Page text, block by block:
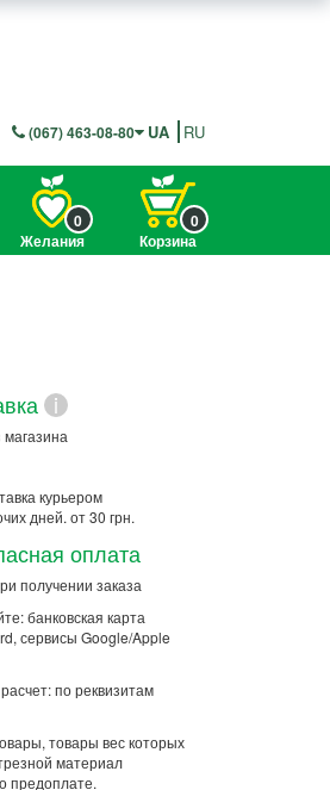
(067) 463-08-80 UA RU
Желания
0
Корзина
0
i
курьером
дней. от 30 грн.
оплата
получении заказа
банковская карта
сервисы Google/Apple
по реквизитам
товары вес которых
материал
предоплате.